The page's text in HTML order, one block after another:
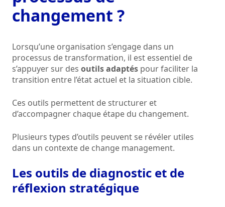
changement ?
Lorsqu’une organisation s’engage dans un
processus de transformation, il est essentiel de
s’appuyer sur des outils adaptés pour faciliter la
transition entre l’état actuel et la situation cible.
Ces outils permettent de structurer et
d’accompagner chaque étape du changement.
Plusieurs types d’outils peuvent se révéler utiles
dans un contexte de change management.
Les outils de diagnostic et de
réflexion stratégique